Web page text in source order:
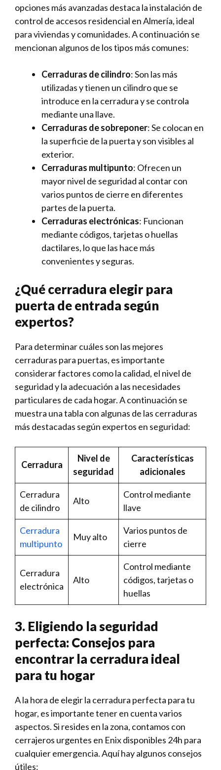
opciones más avanzadas destaca la instalación de
control de accesos residencial en Almería, ideal
para viviendas y comunidades. A continuación se
mencionan algunos de los tipos más comunes:
Cerraduras⁢ de cilindro: Son las más
utilizadas y tienen un cilindro ​que se
introduce ⁤en la cerradura y se controla
mediante ​una llave.
Cerraduras⁤ de ⁢sobreponer: Se colocan en
la superficie de la puerta y​ son visibles al
exterior.
Cerraduras multipunto: Ofrecen un
mayor nivel de seguridad al⁤ contar con
varios puntos de cierre en diferentes
partes de la puerta.
Cerraduras ⁤electrónicas: Funcionan
mediante códigos, tarjetas o⁢ huellas
‍dactilares, ​lo que las hace más
convenientes ⁤y seguras.
¿Qué cerradura elegir para
puerta de entrada según
expertos?
Para determinar cuáles son las mejores
cerraduras para puertas,‌ es importante⁤
considerar factores como‍ la calidad, el nivel de
seguridad ⁢y la adecuación ​a las necesidades
particulares de cada hogar. A continuación se​
muestra una tabla con ⁢algunas de las cerraduras
más destacadas según expertos ‌en seguridad:
Cerradura
Nivel de
seguridad
Características
adicionales
Cerradura
de cilindro
Alto
Control mediante
llave
Cerradura
multipunto
Muy alto
Varios puntos de
cierre
Cerradura
electrónica
Alto
Control ⁣mediante‍
códigos, tarjetas o
‍huellas
3. Eligiendo la seguridad
perfecta: Consejos para
encontrar la cerradura ideal⁣
para tu hogar
A la hora de elegir la cerradura perfecta para tu
hogar, es importante tener en cuenta varios
aspectos. Si resides en la zona, contamos con
cerrajeros urgentes en Enix disponibles 24h para
cualquier emergencia. Aquí hay algunos consejos
útiles: